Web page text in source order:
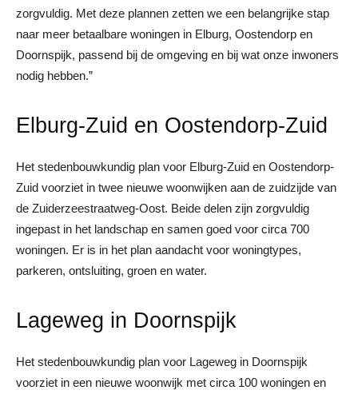
zorgvuldig. Met deze plannen zetten we een belangrijke stap
naar meer betaalbare woningen in Elburg, Oostendorp en
Doornspijk, passend bij de omgeving en bij wat onze inwoners
nodig hebben.”
Elburg-Zuid en Oostendorp-Zuid
Het stedenbouwkundig plan voor Elburg-Zuid en Oostendorp-
Zuid voorziet in twee nieuwe woonwijken aan de zuidzijde van
de Zuiderzeestraatweg-Oost. Beide delen zijn zorgvuldig
ingepast in het landschap en samen goed voor circa 700
woningen. Er is in het plan aandacht voor woningtypes,
parkeren, ontsluiting, groen en water.
Lageweg in Doornspijk
Het stedenbouwkundig plan voor Lageweg in Doornspijk
voorziet in een nieuwe woonwijk met circa 100 woningen en